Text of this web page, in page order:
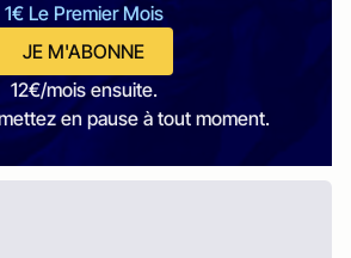
1€ Le Premier Mois
JE M'ABONNE
12€/mois ensuite.
en pause à tout moment.